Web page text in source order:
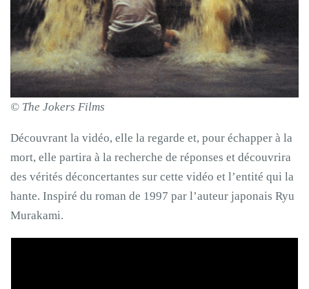
© The Jokers Films
Découvrant la vidéo, elle la regarde et, pour échapper à la
mort, elle partira à la recherche de réponses et découvrira
des vérités déconcertantes sur cette vidéo et l’entité qui la
hante. Inspiré du roman de 1997 par l’auteur japonais Ryu
Murakami.